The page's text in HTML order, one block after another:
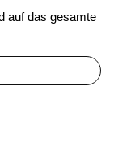
auf das gesamte